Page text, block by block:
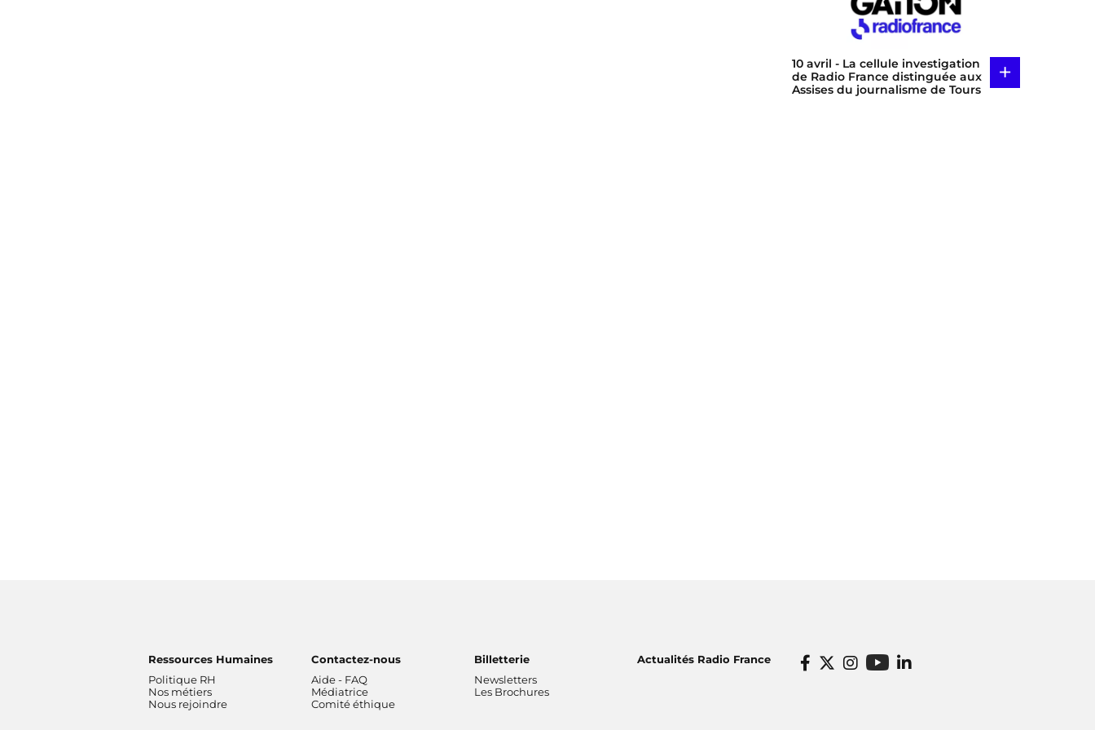
10 avril - La cellule investigation
de Radio France distinguée aux
Assises du journalisme de Tours
+
Ressources Humaines
Politique RH
Nos métiers
Nous rejoindre
Contactez-nous
Aide - FAQ
Médiatrice
Comité éthique
Billetterie
Newsletters
Les Brochures
Actualités Radio France